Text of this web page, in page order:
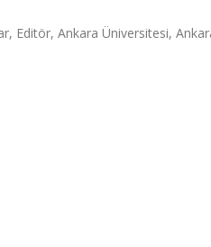
Editör, Ankara Üniversitesi,